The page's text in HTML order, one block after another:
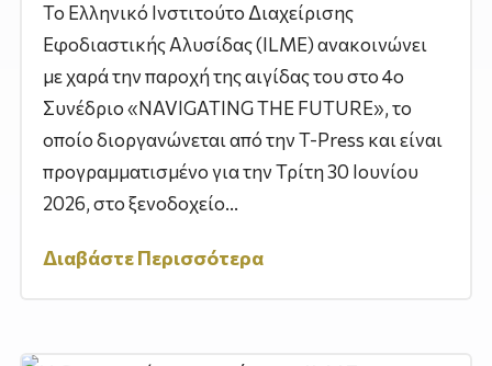
Το Ελληνικό Ινστιτούτο Διαχείρισης
Εφοδιαστικής Αλυσίδας (ILME) ανακοινώνει
με χαρά την παροχή της αιγίδας του στο 4ο
Συνέδριο «NAVIGATING THE FUTURE», το
οποίο διοργανώνεται από την T-Press και είναι
προγραμματισμένο για την Τρίτη 30 Ιουνίου
2026, στο ξενοδοχείο...
Διαβάστε Περισσότερα